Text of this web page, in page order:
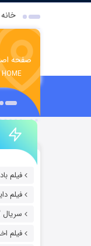
خانه
صفحه
HOME
فیلم
فیلم
سریال
فیلم